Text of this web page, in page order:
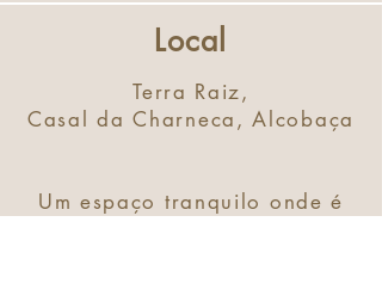
Local
Terra Raiz,
Casal da Charneca, Alcobaça
Um espaço tranquilo onde é